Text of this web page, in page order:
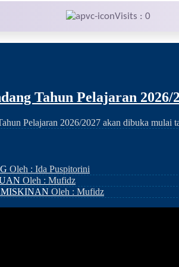
Visits : 0
Tahun Pelajaran 2026/
Pelajaran 2026/2027 akan dibuka mulai
Oleh : Ida Puspitorini
Oleh : Mufidz
Oleh : Mufidz